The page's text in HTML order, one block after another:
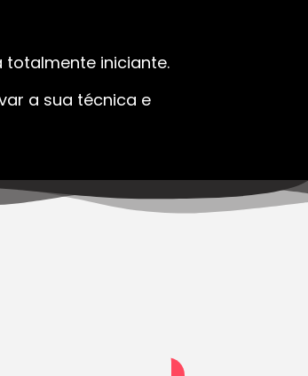
totalmente iniciante.
a sua técnica e